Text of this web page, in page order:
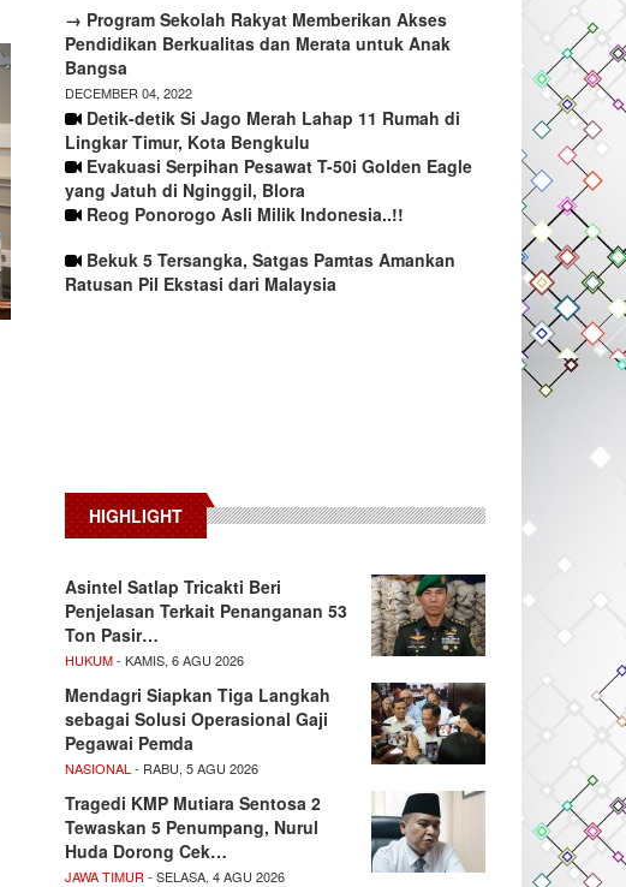
→ Program Sekolah Rakyat Memberikan Akses
Pendidikan Berkualitas dan Merata untuk Anak
Bangsa
DECEMBER 04, 2022
Detik-detik Si Jago Merah Lahap 11 Rumah di
Lingkar Timur, Kota Bengkulu
Evakuasi Serpihan Pesawat T-50i Golden Eagle
yang Jatuh di Nginggil, Blora
Reog Ponorogo Asli Milik Indonesia..!!
Bekuk 5 Tersangka, Satgas Pamtas Amankan
Ratusan Pil Ekstasi dari Malaysia
HIGHLIGHT
Asintel Satlap Tricakti Beri
Penjelasan Terkait Penanganan 53
Ton Pasir…
HUKUM- KAMIS, 6 AGU 2026
Mendagri Siapkan Tiga Langkah
sebagai Solusi Operasional Gaji
Pegawai Pemda
NASIONAL - RABU, 5 AGU 2026
Tragedi KMP Mutiara Sentosa 2
Tewaskan 5 Penumpang, Nurul
Huda Dorong Cek…
JAWA TIMUR - SELASA, 4 AGU 2026